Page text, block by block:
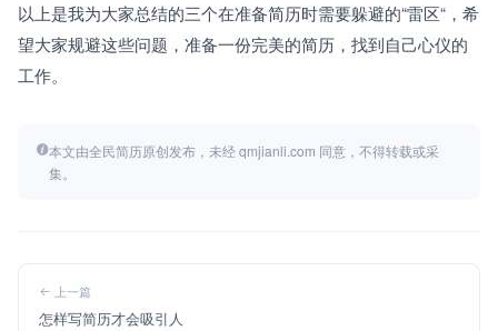
以上是我为大家总结的三个在准备简历时需要躲避的“雷区“，希
望大家规避这些问题，准备一份完美的简历，找到自己心仪的
工作。
本文由全民简历原创发布，未经 qmjianli.com 同意，不得转载或采
集。
上一篇
怎样写简历才会吸引人